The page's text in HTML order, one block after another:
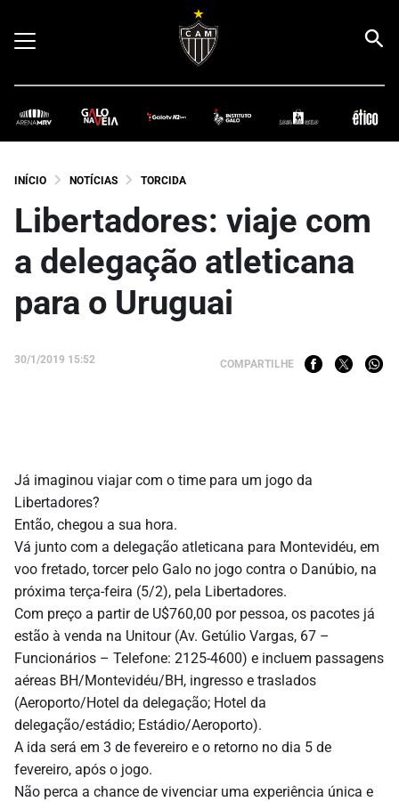
INÍCIO NOTÍCIAS TORCIDA
Libertadores: viaje com
a delegação atleticana
para o Uruguai
30/1/2019 15:52 COMPARTILHE
Já imaginou viajar com o time para um jogo da
Libertadores?
Então, chegou a sua hora.
Vá junto com a delegação atleticana para Montevidéu, em
voo fretado, torcer pelo Galo no jogo contra o Danúbio, na
próxima terça-feira (5/2), pela Libertadores.
Com preço a partir de U$760,00 por pessoa, os pacotes já
estão à venda na Unitour (Av. Getúlio Vargas, 67 –
Funcionários – Telefone: 2125-4600) e incluem passagens
aéreas BH/Montevidéu/BH, ingresso e traslados
(Aeroporto/Hotel da delegação; Hotel da
delegação/estádio; Estádio/Aeroporto).
A ida será em 3 de fevereiro e o retorno no dia 5 de
fevereiro, após o jogo.
Não perca a chance de vivenciar uma experiência única e